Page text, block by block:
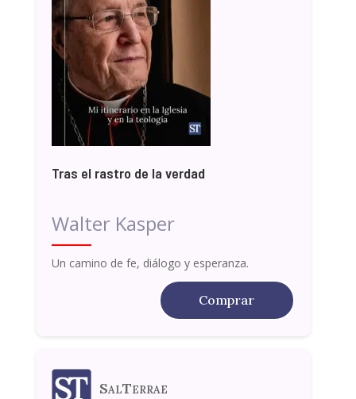
Tras el rastro de la verdad
Walter Kasper
Un camino de fe, diálogo y esperanza.
Comprar
SalTerrae